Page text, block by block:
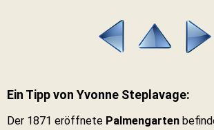
Ein Tipp von Yvonne Steplavage:
Der 1871 eröffnete Palmengarten